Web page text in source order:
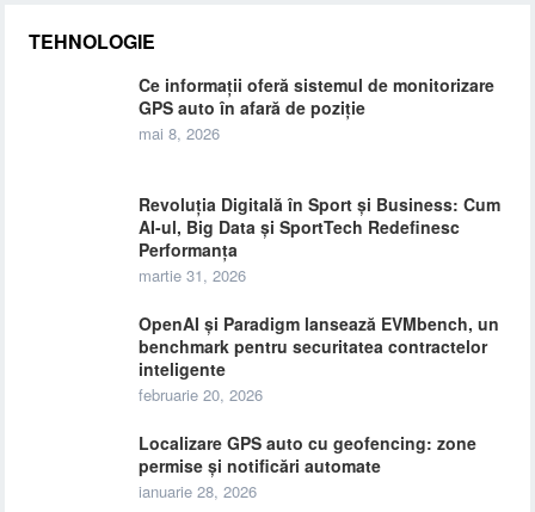
TEHNOLOGIE
Ce informații oferă sistemul de monitorizare
GPS auto în afară de poziție
mai 8, 2026
Revoluția Digitală în Sport și Business: Cum
AI-ul, Big Data și SportTech Redefinesc
Performanța
martie 31, 2026
OpenAI și Paradigm lansează EVMbench, un
benchmark pentru securitatea contractelor
inteligente
februarie 20, 2026
Localizare GPS auto cu geofencing: zone
permise și notificări automate
ianuarie 28, 2026